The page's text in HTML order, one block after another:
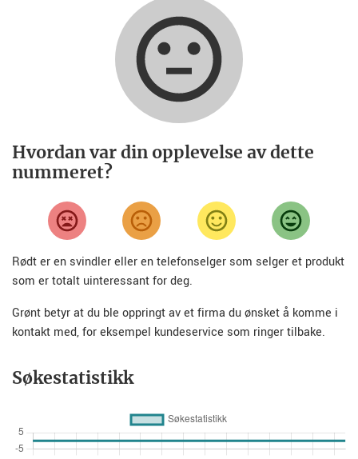
Hvordan var din opplevelse av dette
nummeret?
Rødt er en svindler eller en telefonselger som selger et produkt
som er totalt uinteressant for deg.
Grønt betyr at du ble oppringt av et firma du ønsket å komme i
kontakt med, for eksempel kundeservice som ringer tilbake.
Søkestatistikk